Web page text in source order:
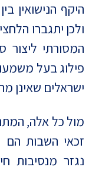
היקף הנישואין
ולכן יתגברו
המסורתי ליצור
פילוג בעל
ישראלים שאינן
מול כל אלה,
זכאי השבות הם
נגזר מנסיבות